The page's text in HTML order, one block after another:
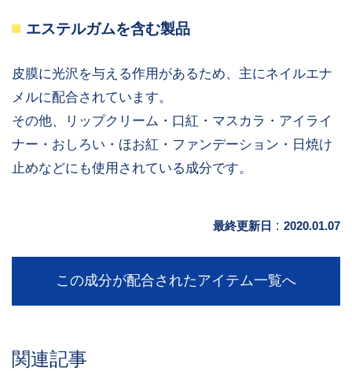
エステルガムを含む製品
皮膜に光沢を与える作用があるため、主にネイルエナ
メルに配合されています。
その他、リップクリーム・口紅・マスカラ・アイライ
ナー・おしろい・ほお紅・ファンデーション・日焼け
止めなどにも使用されている成分です。
最終更新日 : 2020.01.07
この成分が配合されたアイテム一覧へ
関連記事